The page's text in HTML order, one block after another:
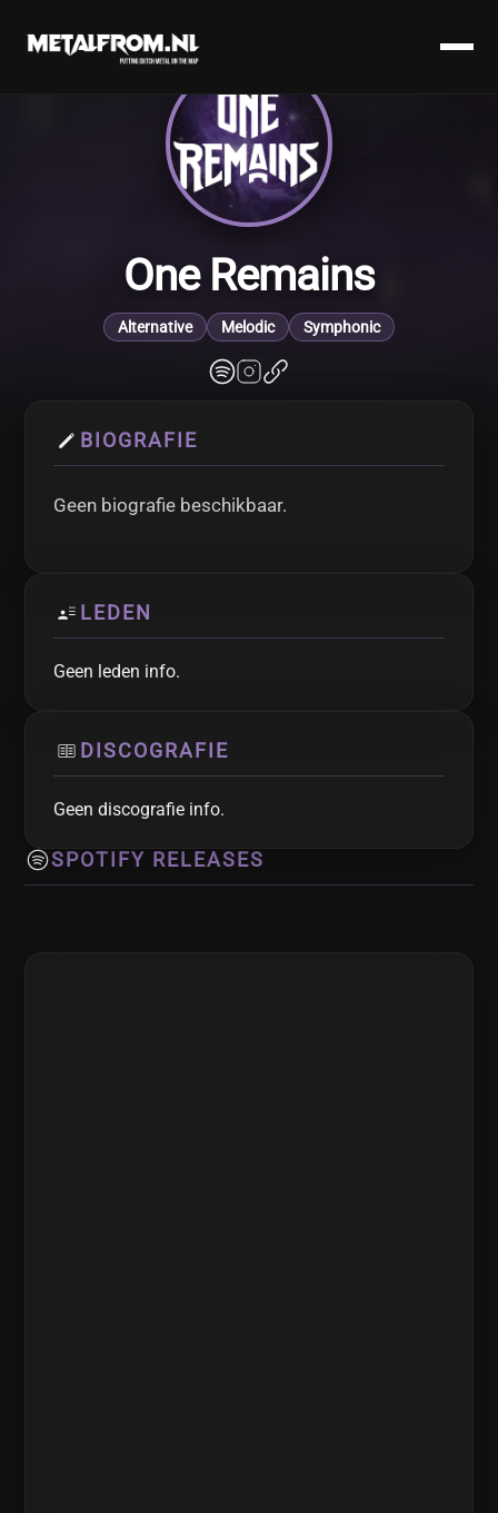
One Remains
Alternative Melodic Symphonic
BIOGRAFIE
Geen biografie beschikbaar.
LEDEN
Geen leden info.
DISCOGRAFIE
Geen discografie info.
SPOTIFY RELEASES